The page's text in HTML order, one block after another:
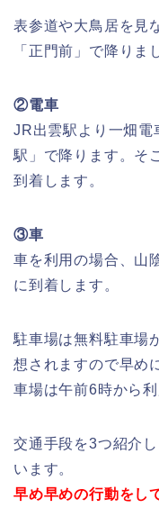
表参道や大鳥居を見
「正門前」で降りま
②電車
JR出雲駅より一畑電
駅」で降ります。そ
到着します。
③車
車を利用の場合、山
に到着します。
駐車場は無料駐車場
想されますので早め
車場は午前6時から利
交通手段を3つ紹介
います。
早め早めの行動をし